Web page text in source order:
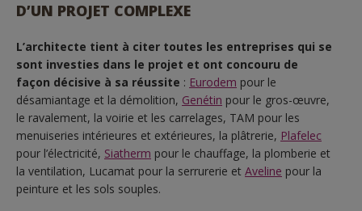
D’UN PROJET COMPLEXE
L’architecte tient à citer toutes les entreprises qui se
sont investies dans le projet et ont concouru de
façon décisive à sa réussite : Eurodem pour le
désamiantage et la démolition, Genétin pour le gros-œuvre,
le ravalement, la voirie et les carrelages, TAM pour les
menuiseries intérieures et extérieures, la plâtrerie, Plafelec
pour l’électricité, Siatherm pour le chauffage, la plomberie et
la ventilation, Lucamat pour la serrurerie et Aveline pour la
peinture et les sols souples.